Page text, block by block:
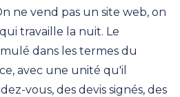
ne vend pas un site web, on
travaille la nuit. Le
dans les termes du
avec une unité qu'il
vous, des devis signés, des